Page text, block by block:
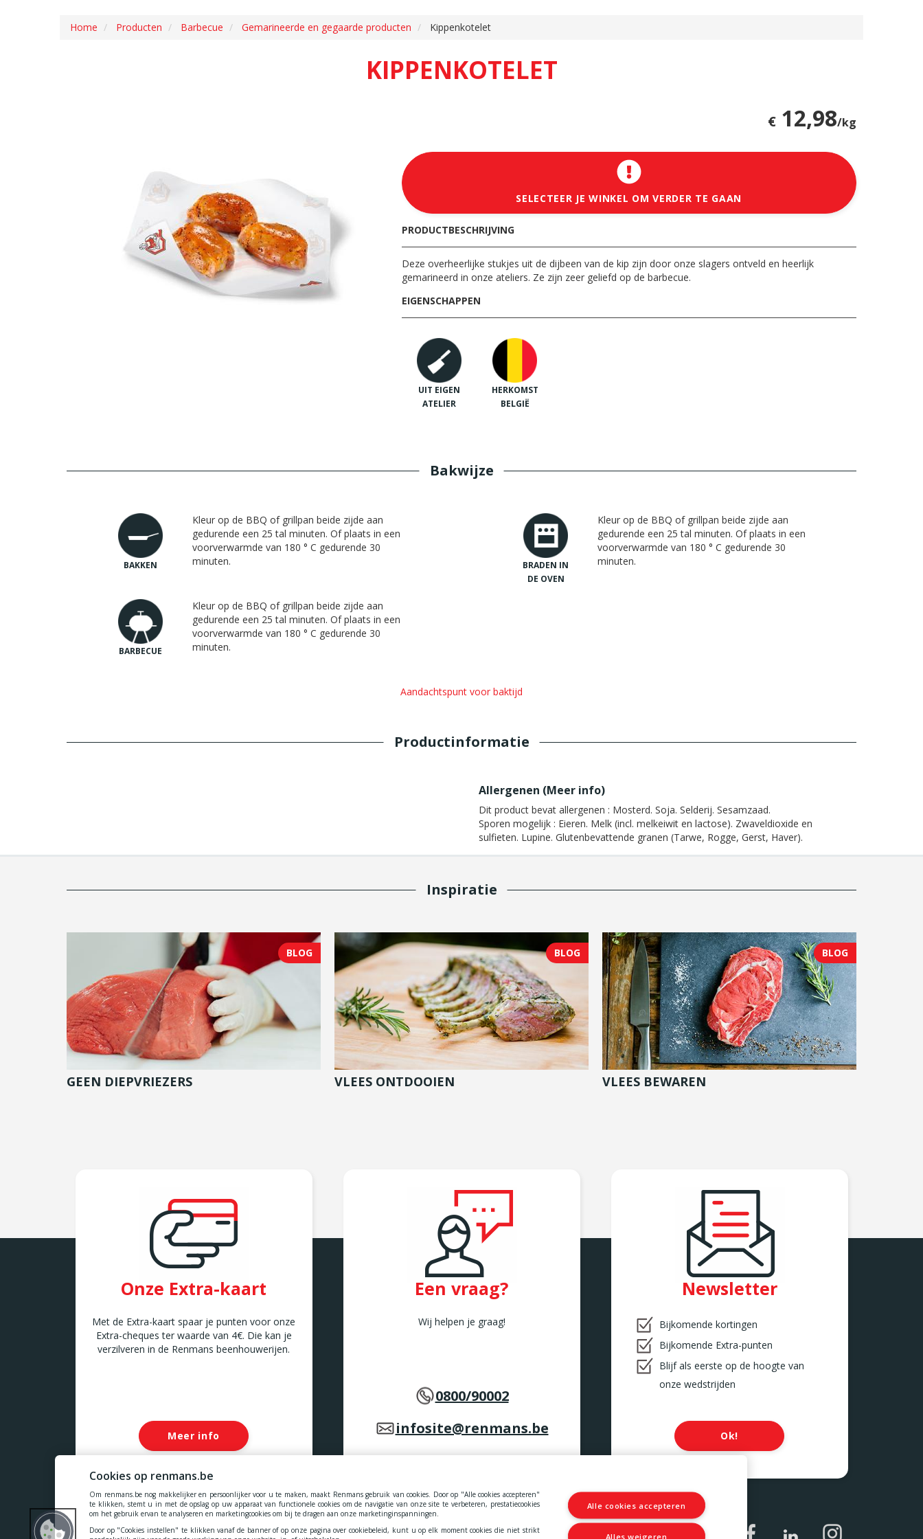
Home Producten Barbecue Gemarineerde en gegaarde producten Kippenkotelet
KIPPENKOTELET
€ 12,98/kg
SELECTEER JE WINKEL OM VERDER TE GAAN
PRODUCTBESCHRIJVING
Deze overheerlijke stukjes uit de dijbeen van de kip zijn door onze slagers ontveld en heerlijk
gemarineerd in onze ateliers. Ze zijn zeer geliefd op de barbecue.
EIGENSCHAPPEN
UIT EIGEN
ATELIER
HERKOMST
BELGIË
Bakwijze
BAKKEN
Kleur op de BBQ of grillpan beide zijde aan
gedurende een 25 tal minuten. Of plaats in een
voorverwarmde van 180 ° C gedurende 30
minuten.
BRADEN IN
DE OVEN
Kleur op de BBQ of grillpan beide zijde aan
gedurende een 25 tal minuten. Of plaats in een
voorverwarmde van 180 ° C gedurende 30
minuten.
BARBECUE
Kleur op de BBQ of grillpan beide zijde aan
gedurende een 25 tal minuten. Of plaats in een
voorverwarmde van 180 ° C gedurende 30
minuten.
Aandachtspunt voor baktijd
Productinformatie
Allergenen (Meer info)
Dit product bevat allergenen : Mosterd. Soja. Selderij. Sesamzaad.
Sporen mogelijk : Eieren. Melk (incl. melkeiwit en lactose). Zwaveldioxide en
sulfieten. Lupine. Glutenbevattende granen (Tarwe, Rogge, Gerst, Haver).
Inspiratie
BLOG
GEEN DIEPVRIEZERS
BLOG
VLEES ONTDOOIEN
BLOG
VLEES BEWAREN
Onze Extra-kaart
Met de Extra-kaart spaar je punten voor onze
Extra-cheques ter waarde van 4€. Die kan je
verzilveren in de Renmans beenhouwerijen.
Meer info
Een vraag?
Wij helpen je graag!
0800/90002
infosite@renmans.be
Newsletter
Bijkomende kortingen
Bijkomende Extra-punten
Blijf als eerste op de hoogte van
onze wedstrijden
Ok!
Onze prijzen zijn inclusief alle belastingen, BTW, taksen en diensten.
Cookies op renmans.be
Om renmans.be nog makkelijker en persoonlijker voor u te maken, maakt Renmans gebruik van cookies. Door op "Alle cookies accepteren"
te klikken, stemt u in met de opslag op uw apparaat van functionele cookies om de navigatie van onze site te verbeteren, prestatiecookies
om het gebruik ervan te analyseren en marketingcookies om bij te dragen aan onze marketinginspanningen.
Door op "Cookies instellen" te klikken vanaf de banner of op onze pagina over cookiebeleid, kunt u op elk moment cookies die niet strikt
Alle cookies accepteren
Alles weigeren